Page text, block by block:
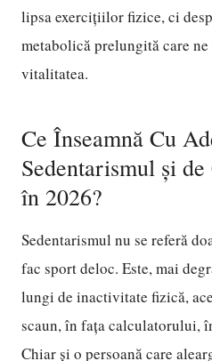
lipsa exercițiilor fizice, ci
metabolică prelungită care
vitalitatea.
Ce Înseamnă Cu
Sedentarismul și
în 2026?
Sedentarismul nu se referă
fac sport deloc. Este, mai
lungi de inactivitate fizică,
scaun, în fața calculatorului,
Chiar și o persoană care